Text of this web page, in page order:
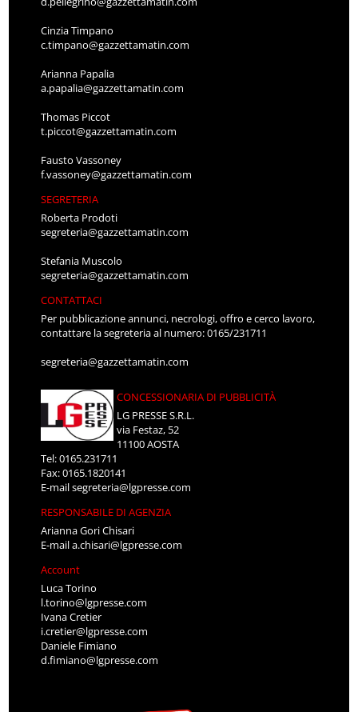
Cinzia Timpano
c.timpano@gazzettamatin.com
Arianna Papalia
a.papalia@gazzettamatin.com
Thomas Piccot
t.piccot@gazzettamatin.com
Fausto Vassoney
f.vassoney@gazzettamatin.com
SEGRETERIA
Roberta Prodoti
segreteria@gazzettamatin.com
Stefania Muscolo
segreteria@gazzettamatin.com
CONTATTACI
Per pubblicazione annunci, necrologi, offro e cerco lavoro,
contattare la segreteria al numero: 0165/231711
segreteria@gazzettamatin.com
CONCESSIONARIA DI PUBBLICITÀ
LG PRESSE S.R.L.
via Festaz, 52
11100 AOSTA
Tel: 0165.231711
Fax: 0165.1820141
E-mailsegreteria@lgpresse.com
RESPONSABILE DI AGENZIA
Arianna Gori Chisari
E-maila.chisari@lgpresse.com
Account
Luca Torino
l.torino@lgpresse.com
Ivana Cretier
i.cretier@lgpresse.com
Daniele Fimiano
d.fimiano@lgpresse.com